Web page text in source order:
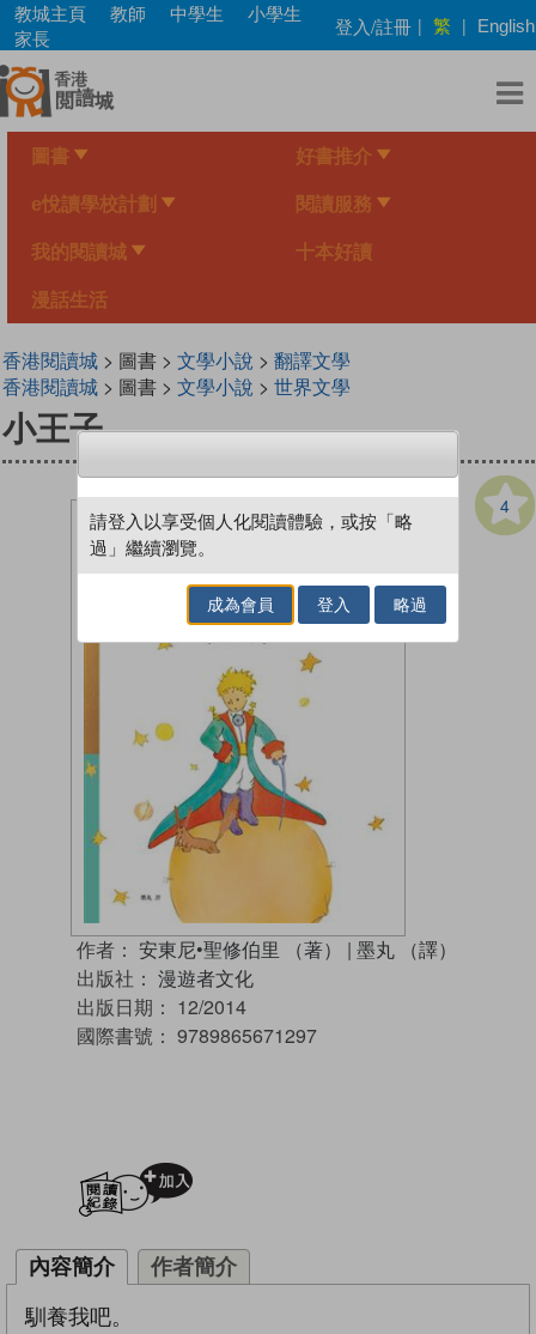
Skip
main
content
教城主頁 教師 中學生
小學生
家長
登入/註冊 | 繁 | English
圖書 好書推介
e悅讀學校計劃 閱讀服務
我的閱讀城 十本好讀
漫話生活
香港閱讀城> 圖書 > 文學小說 > 翻譯文學
香港閱讀城> 圖書 > 文學小說 > 世界文學
小王子
4
作者： 安東尼•聖修伯里 （著） | 墨丸 （譯）
出版社： 漫遊者文化
出版日期： 12/2014
國際書號： 9789865671297
內容簡介 作者簡介
馴養我吧。
請登入以享受個人化閱讀體驗，或按「略
過」繼續瀏覽。
成為會員 登入 略過